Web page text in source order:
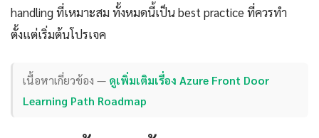
handling ที่เหมาะสม ทั้งหมดนี้เป็น best practice ที่ควรทำ
ตั้งแต่เริ่มต้นโปรเจค
เนื้อหาเกี่ยวข้อง — ดูเพิ่มเติมเรื่อง Azure Front Door
Learning Path Roadmap